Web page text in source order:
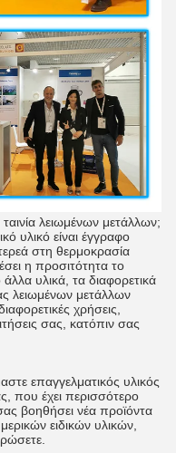
λειωμένων μετάλλων;
υλικό είναι έγγραφο
στη θερμοκρασία
η προσιτότητα το
υλικά, τα διαφορετικά
λειωμένων μετάλλων
χρήσεις,
σας, κατόπιν σας
επαγγελματικός υλικός
που έχει περισσότερο
βοηθήσει νέα προϊόντα
ειδικών υλικών,